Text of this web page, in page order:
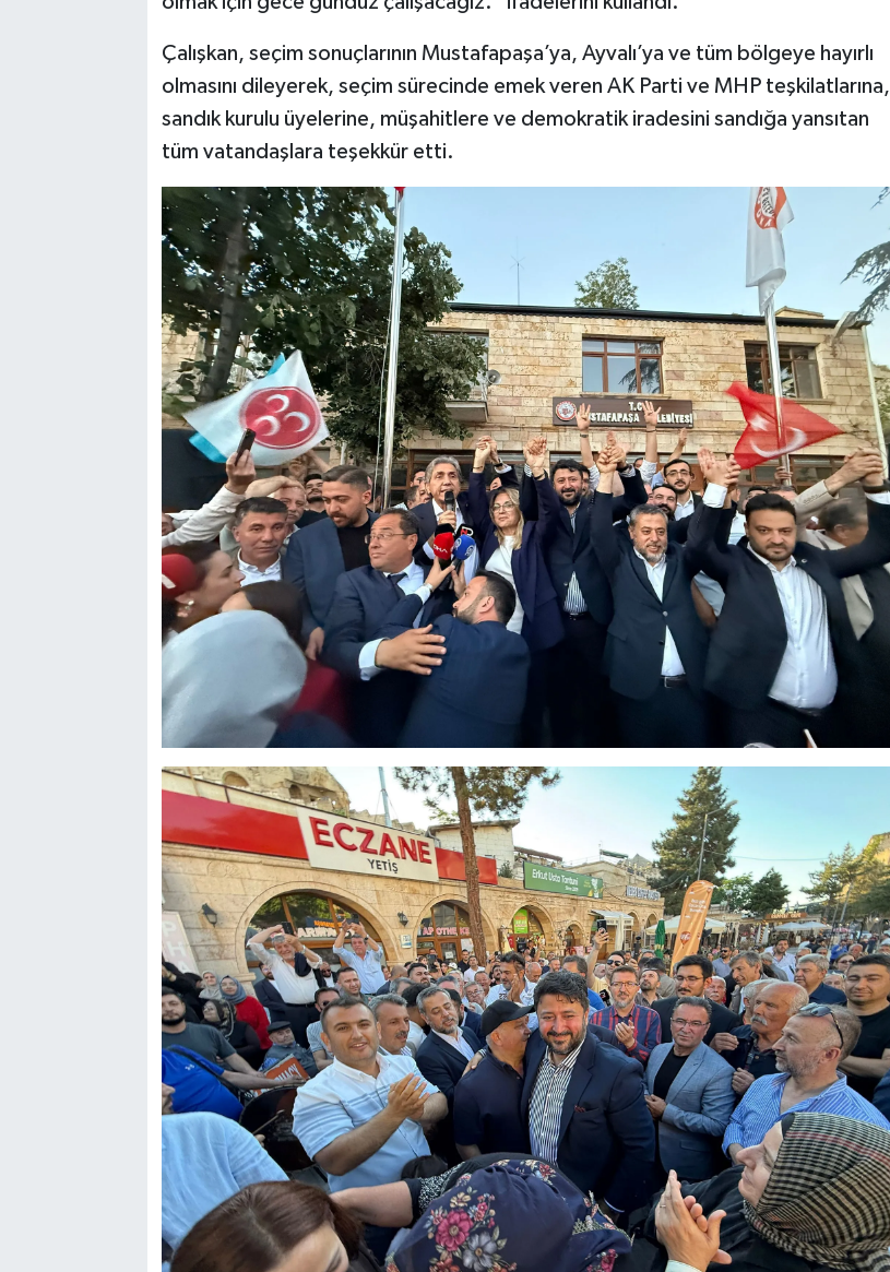
Çalışkan, seçim sonuçlarının Mustafapaşa’ya, Ayvalı’ya ve tüm bölgeye hayırlı
olmasını dileyerek, seçim sürecinde emek veren AK Parti ve MHP teşkilatlarına,
sandık kurulu üyelerine, müşahitlere ve demokratik iradesini sandığa yansıtan
tüm vatandaşlara teşekkür etti.